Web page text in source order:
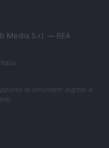
Media S.r.l. — REA
di strumenti digitali e